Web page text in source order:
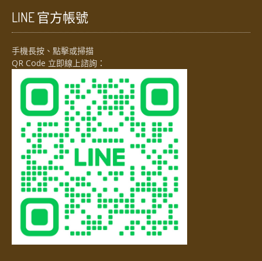
LINE 官方帳號
手機長按、點擊或掃描
QR Code 立即線上諮詢：